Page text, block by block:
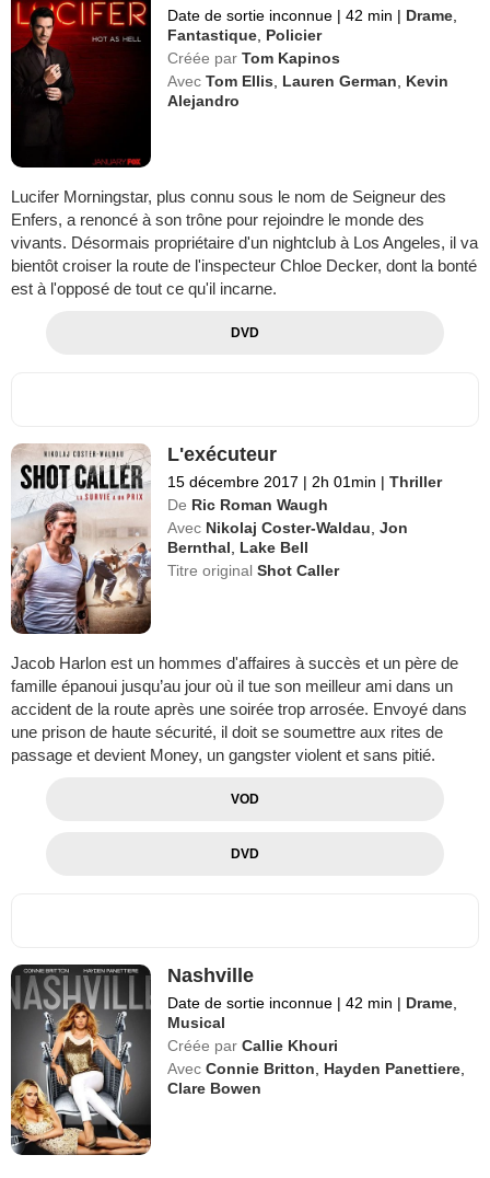
Date de sortie inconnue | 42 min | Drame
Fantastique Policier
Créée par Tom Kapinos
Avec Tom Ellis Lauren German
Kevin
Alejandro
Lucifer Morningstar, plus connu sous le nom de Seigneur des
Enfers, a renoncé à son trône pour rejoindre le monde des
vivants. Désormais propriétaire d'un nightclub à Los Angeles, il va
bientôt croiser la route de l'inspecteur Chloe Decker, dont la bonté
est à l'opposé de tout ce qu'il incarne.
DVD
L'exécuteur
15 décembre 2017 | 2h 01min | Thriller
De Ric Roman Waugh
Avec Nikolaj Coster-Waldau ,Jon
Bernthal
Lake Bell
Titre originalShot Caller
Jacob Harlon est un hommes d'affaires à succès et un père de
famille épanoui jusqu’au jour où il tue son meilleur ami dans un
accident de la route après une soirée trop arrosée. Envoyé dans
une prison de haute sécurité, il doit se soumettre aux rites de
passage et devient Money, un gangster violent et sans pitié.
VOD
DVD
Nashville
Date de sortie inconnue | 42 min | Drame
Musical
Créée par Callie Khouri
Avec Connie Britton Hayden Panettiere
Clare Bowen